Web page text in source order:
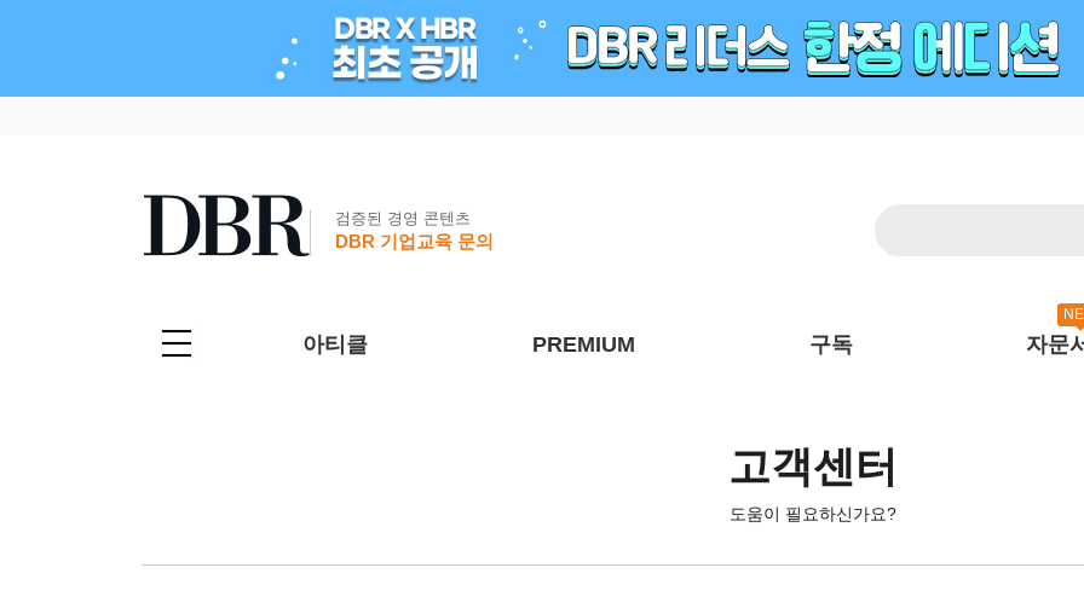
검증된 경영 콘텐츠
DBR 기업교육 문의
아티클 PREMIUM 구독 자문
고객센터
도움이 필요하신가요?